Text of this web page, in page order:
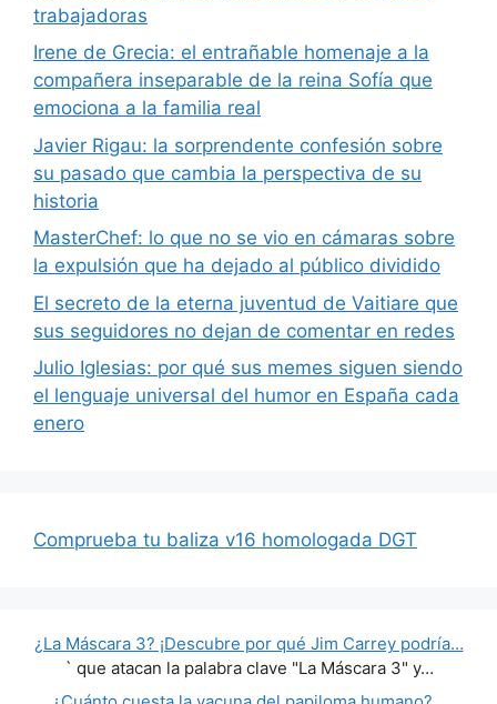
trabajadoras
Irene de Grecia: el entrañable homenaje a la
compañera inseparable de la reina Sofía que
emociona a la familia real
Javier Rigau: la sorprendente confesión sobre
su pasado que cambia la perspectiva de su
historia
MasterChef: lo que no se vio en cámaras sobre
la expulsión que ha dejado al público dividido
El secreto de la eterna juventud de Vaitiare que
sus seguidores no dejan de comentar en redes
Julio Iglesias: por qué sus memes siguen siendo
el lenguaje universal del humor en España cada
enero
Comprueba tu baliza v16 homologada DGT
¿La Máscara 3? ¡Descubre por qué Jim Carrey podría…
` que atacan la palabra clave "La Máscara 3" y…